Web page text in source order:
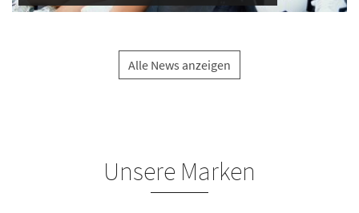
Alle News anzeigen
Unsere Marken